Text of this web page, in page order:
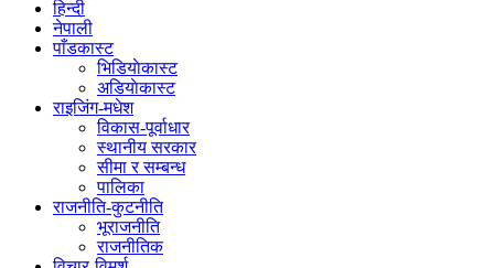
हिन्दी
नेपाली
पाँडकास्ट
भिडियाेकास्ट
अडियाेकास्ट
राइजिंग-मधेश
विकास-पूर्वाधार
स्थानीय सरकार
सीमा र सम्बन्ध
पालिका
राजनीति-कुटनीति
भूराजनीति
राजनीतिक